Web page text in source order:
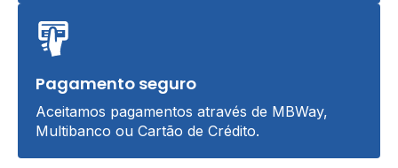
Pagamento seguro
Aceitamos pagamentos através de MBWay,
Multibanco ou Cartão de Crédito.